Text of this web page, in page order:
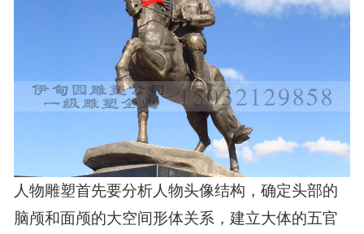
施工现场
联系我们
人物雕塑首先要分析人物头像结构 ， 确定头部的
脑颅和面颅的大空间形体关系 ， 建立大体的五官